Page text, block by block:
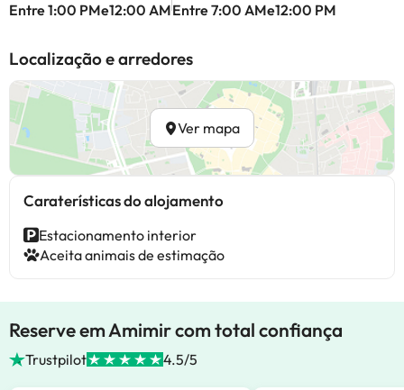
Entre 1:00 PMe12:00 AMEntre 7:00 AMe12:00 PM
Localização e arredores
Ver mapa
Caraterísticas do alojamento
Estacionamento interior
Aceita animais de estimação
Reserve em Amimir com total confiança
Trustpilot 4.5/5